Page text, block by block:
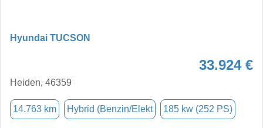
Hyundai TUCSON
33.924 €
Heiden, 46359
14.763 km Hybrid (Benzin/Elekt 185 kw (252 PS)